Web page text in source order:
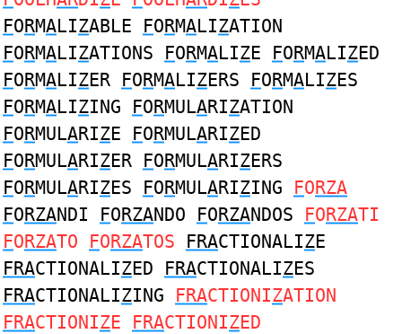
FORMALIZABLE FORMALIZATION
FORMALIZATIONS FORMALIZE FORMALIZED
FORMALIZER FORMALIZERS FORMALIZES
FORMALIZING FORMULARIZATION
FORMULARIZE FORMULARIZED
FORMULARIZER FORMULARIZERS
FORMULARIZES FORMULARIZING FORZA
FORZANDI FORZANDO FORZANDOS FORZATI
FORZATO FORZATOS FRACTIONALIZE
FRACTIONALIZED FRACTIONALIZES
FRACTIONALIZING FRACTIONIZATION
FRACTIONIZE FRACTIONIZED